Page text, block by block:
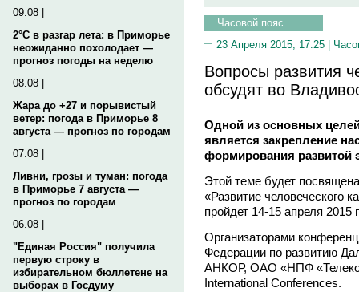
09.08 |
2°C в разгар лета: в Приморье
неожиданно похолодает —
прогноз погоды на неделю
08.08 |
Жара до +27 и порывистый
ветер: погода в Приморье 8
августа — прогноз по городам
07.08 |
Ливни, грозы и туман: погода
в Приморье 7 августа —
прогноз по городам
06.08 |
"Единая Россия" получила
первую строку в
избирательном бюллетене на
выборах в Госдуму
Часовой пояс
23 Апреля 2015, 17:25 |
Вопросы развития
обсудят во
Одной из основных
является закрепление
формирования развитой
Этой теме будет
«Развитие человеческого
пройдет 14-15 апреля 2015
Организаторами
Федерации по развитию
АНКОР, ОАО «НПФ
International Conferences.